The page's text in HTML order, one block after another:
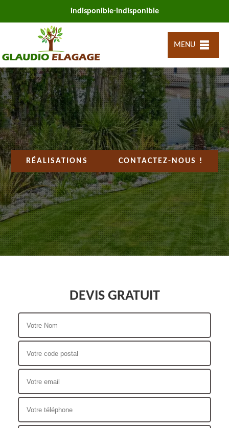
indisponible-indisponible
MENU
RÉALISATIONS CONTACTEZ-NOUS !
DEVIS GRATUIT